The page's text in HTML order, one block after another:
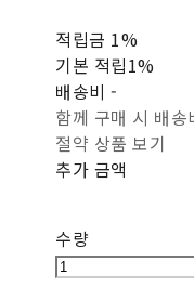
적립금 1%
기본 적립1%
배송비-
함께 구매 시 배송
절약 상품 보기
추가 금액
수량